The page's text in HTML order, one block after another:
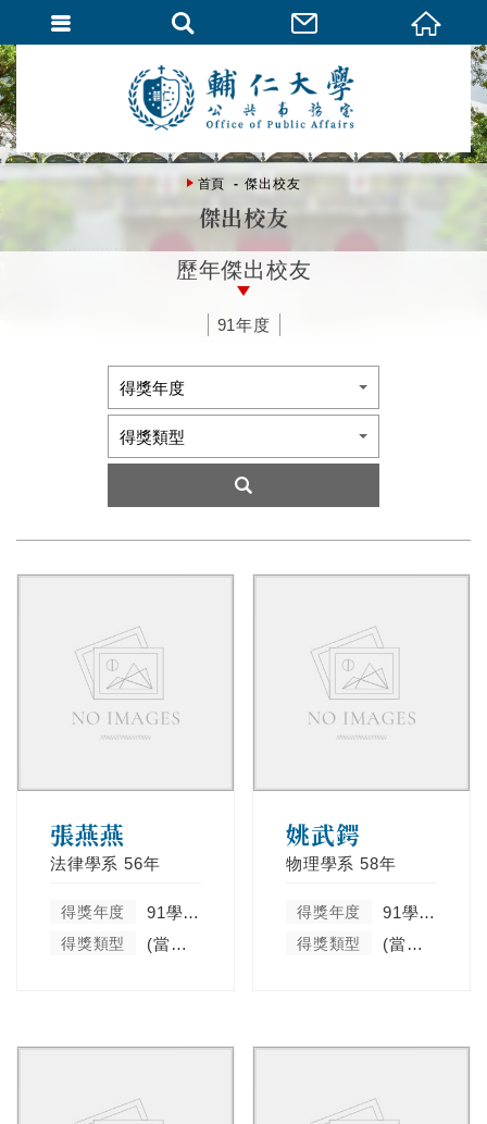
首頁 傑出校友
傑出校友
歷年傑出校友
91年度
張燕燕
法律學系 56年
得獎年度 91學年度
得獎類型 (當學年度未分類)
姚武鍔
物理學系 58年
得獎年度 91學年度
得獎類型 (當學年度未分類)